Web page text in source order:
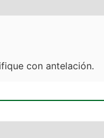
con antelación.